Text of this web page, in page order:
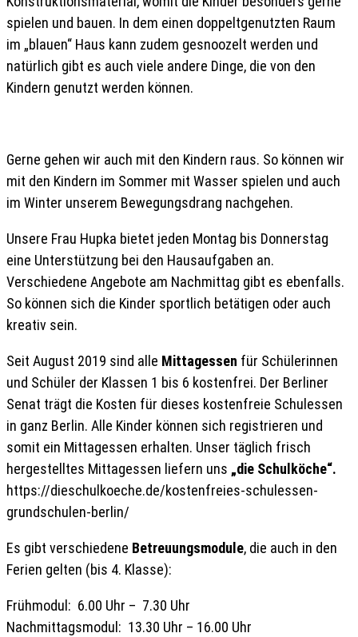
spielen und bauen. In dem einen doppeltgenutzten Raum
im „blauen“ Haus kann zudem gesnoozelt werden und
natürlich gibt es auch viele andere Dinge, die von den
Kindern genutzt werden können.
Gerne gehen wir auch mit den Kindern raus. So können wir
mit den Kindern im Sommer mit Wasser spielen und auch
im Winter unserem Bewegungsdrang nachgehen.
Unsere Frau Hupka bietet jeden Montag bis Donnerstag
eine Unterstützung bei den Hausaufgaben an.
Verschiedene Angebote am Nachmittag gibt es ebenfalls.
So können sich die Kinder sportlich betätigen oder auch
kreativ sein.
Seit August 2019 sind alle Mittagessen für Schülerinnen
und Schüler der Klassen 1 bis 6 kostenfrei. Der Berliner
Senat trägt die Kosten für dieses kostenfreie Schulessen
in ganz Berlin. Alle Kinder können sich registrieren und
somit ein Mittagessen erhalten. Unser täglich frisch
hergestelltes Mittagessen liefern uns „die Schulköche“.
https://dieschulkoeche.de/kostenfreies-schulessen-
grundschulen-berlin/
Es gibt verschiedene Betreuungsmodule, die auch in den
Ferien gelten (bis 4. Klasse):
Frühmodul: 6.00 Uhr – 7.30 Uhr
Nachmittagsmodul: 13.30 Uhr – 16.00 Uhr